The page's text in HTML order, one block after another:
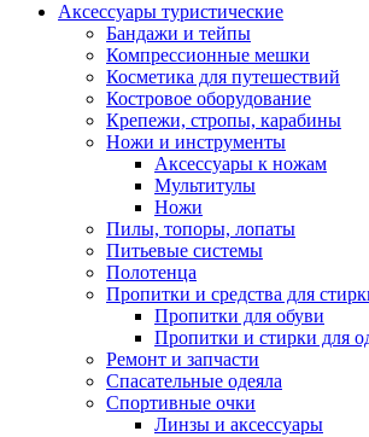
Аксессуары туристические
Бандажи и тейпы
Компрессионные мешки
Косметика для путешествий
Костровое оборудование
Крепежи, стропы, карабины
Ножи и инструменты
Аксессуары к ножам
Мультитулы
Ножи
Пилы, топоры, лопаты
Питьевые системы
Полотенца
Пропитки и средства для
Пропитки для обуви
Пропитки и стирки для
Ремонт и запчасти
Спасательные одеяла
Спортивные очки
Линзы и аксессуары